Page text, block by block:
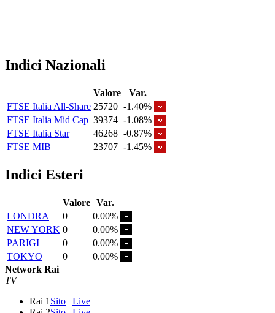
Indici Nazionali
Valore
Var.
FTSE Italia All-Share 25720 -1.40%
FTSE Italia Mid Cap 39374 -1.08%
FTSE Italia Star
46268 -0.87%
FTSE MIB
23707 -1.45%
Indici Esteri
Valore Var.
LONDRA
0
0.00%
NEW YORK 0
0.00%
PARIGI
0
0.00%
TOKYO
0
0.00%
Network Rai
TV
Rai 1 Sito | Live